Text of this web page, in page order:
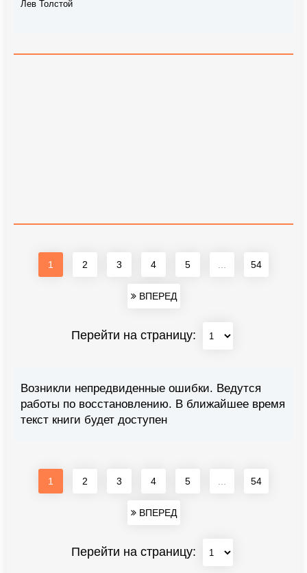
Лев Толстой
1 2 3 4 5 54
ВПЕРЕД
Перейти на страницу:
Возникли непредвиденные ошибки. Ведутся
работы по восстановлению. В ближайшее время
текст книги будет доступен
1 2 3 4 5 54
ВПЕРЕД
Перейти на страницу: